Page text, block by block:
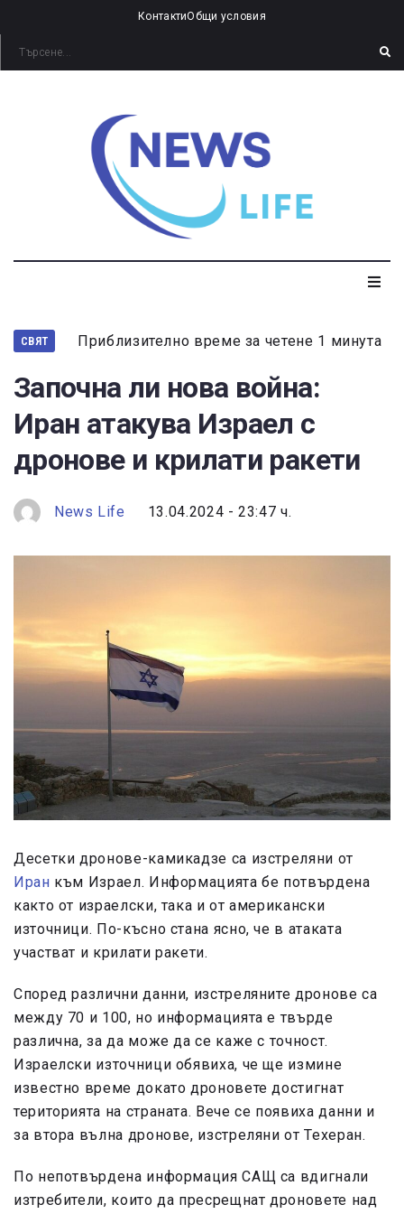
КонтактиОбщи условия
СВЯТ Приблизително време за четене 1 минута
Започна ли нова война:
Иран атакува Израел с
дронове и крилати ракети
News Life 13.04.2024 - 23:47 ч.
Десетки дронове-камикадзе са изстреляни от
Иран към Израел. Информацията бе потвърдена
както от израелски, така и от американски
източници. По-късно стана ясно, че в атаката
участват и крилати ракети.
Според различни данни, изстреляните дронове са
между 70 и 100, но информацията е твърде
различна, за да може да се каже с точност.
Израелски източници обявиха, че ще измине
известно време докато дроновете достигнат
територията на страната. Вече се появиха данни и
за втора вълна дронове, изстреляни от Техеран.
По непотвърдена информация САЩ са вдигнали
изтребители, които да пресрещнат дроновете над